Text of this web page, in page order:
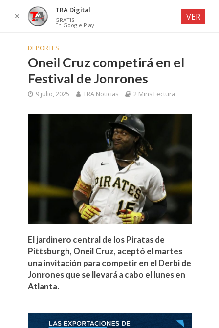
DEPORTES
Oneil Cruz competirá en el
Festival de Jonrones
9 julio, 2025 TRA Noticias 2 Mins Lectura
El jardinero central de los Piratas de
Pittsburgh, Oneil Cruz, aceptó el martes
una invitación para competir en el Derbi de
Jonrones que se llevará a cabo el lunes en
Atlanta.
✕
TRA Digital
GRATIS
En Google Play
VER